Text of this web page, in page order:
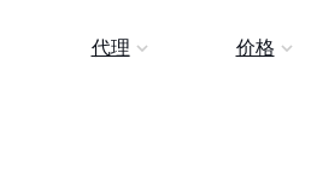
代理 价格